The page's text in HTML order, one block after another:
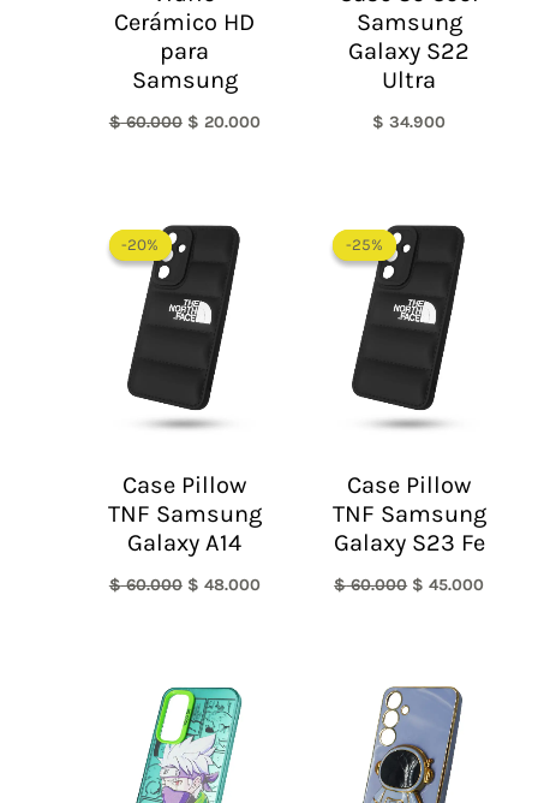
Cerámico HD
para
Samsung
$60.000 $ 20.000
Samsung
Galaxy S22
Ultra
$ 34.900
-20%
-20%
Case Pillow
TNF Samsung
Galaxy A14
$60.000
precio
original
era:
$ 60.000.
$ 48.000
-25%
-25%
Case Pillow
TNF Samsung
Galaxy S23 Fe
$60.000
precio
original
$ 60.000.
$ 45.000